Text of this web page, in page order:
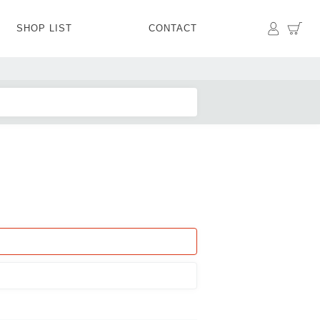
BOTTOMSSKIRT
SHOP LIST CONTACT マイペ